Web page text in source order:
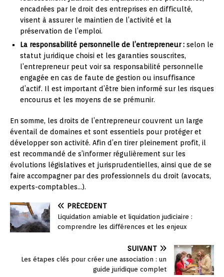
encadrées par le droit des entreprises en difficulté,
visent à assurer le maintien de l’activité et la
préservation de l’emploi.
La responsabilité personnelle de l’entrepreneur : selon le
statut juridique choisi et les garanties souscrites,
l’entrepreneur peut voir sa responsabilité personnelle
engagée en cas de faute de gestion ou insuffisance
d’actif. Il est important d’être bien informé sur les risques
encourus et les moyens de se prémunir.
En somme, les droits de l’entrepreneur couvrent un large
éventail de domaines et sont essentiels pour protéger et
développer son activité. Afin d’en tirer pleinement profit, il
est recommandé de s’informer régulièrement sur les
évolutions législatives et jurisprudentielles, ainsi que de se
faire accompagner par des professionnels du droit (avocats,
experts-comptables…).
PRÉCÉDENT
Liquidation amiable et liquidation judiciaire :
comprendre les différences et les enjeux
SUIVANT
Les étapes clés pour créer une association : un
guide juridique complet